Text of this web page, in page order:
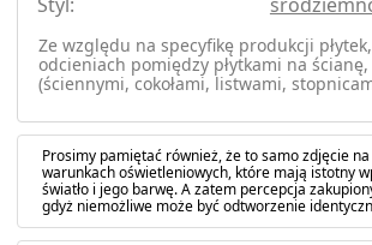
Ze względu na specyfikę produkcji
odcieniach pomiędzy płytkami na
(ściennymi, cokołami, listwami,
Prosimy pamiętać również, że to samo zdjęcie
warunkach oświetleniowych, które mają istotny
światło i jego barwę. A zatem percepcja
gdyż niemożliwe może być odtworzenie